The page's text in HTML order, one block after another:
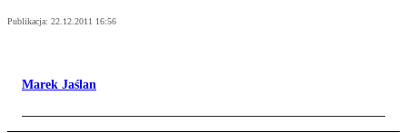
Publikacja: 22.12.2011 16:56
Marek Jaślan